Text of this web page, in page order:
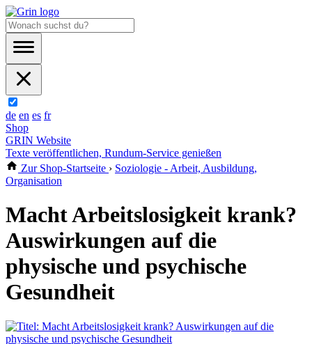
de en es fr
Shop
GRIN Website
Texte veröffentlichen, Rundum-Service genießen
Zur Shop-Startseite › Soziologie - Arbeit, Ausbildung,
Organisation
Macht Arbeitslosigkeit krank?
Auswirkungen auf die
physische und psychische
Gesundheit